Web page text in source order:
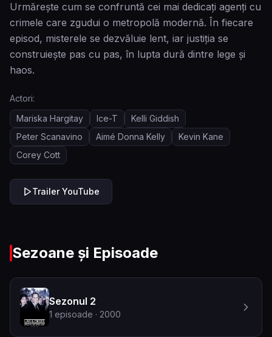
Urmărește cum se confruntă cei mai dedicați agenți cu
crimele care zgudui o metropolă modernă. În fiecare
episod, misterele se dezvăluie lent, iar justiția se
construiește pas cu pas, în lupta dură dintre lege și
haos.
Actori:
Mariska Hargitay
Ice-T
Kelli Giddish
Peter Scanavino
Aimé Donna Kelly
Kevin Kane
Corey Cott
Trailer YouTube
Sezoane și Episoade
Sezonul 2
1 episoade · 2000